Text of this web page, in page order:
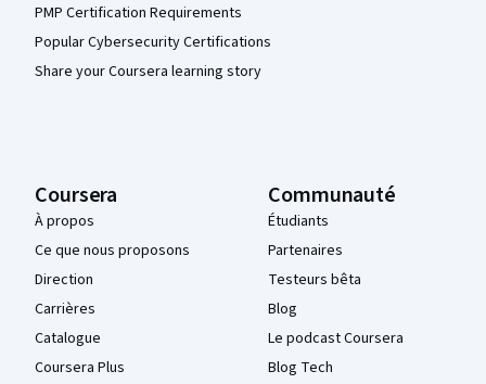
PMP Certification Requirements
Popular Cybersecurity Certifications
Share your Coursera learning story
Coursera
À propos
Ce que nous proposons
Direction
Carrières
Catalogue
Coursera Plus
Communauté
Étudiants
Partenaires
Testeurs bêta
Blog
Le podcast Coursera
Blog Tech